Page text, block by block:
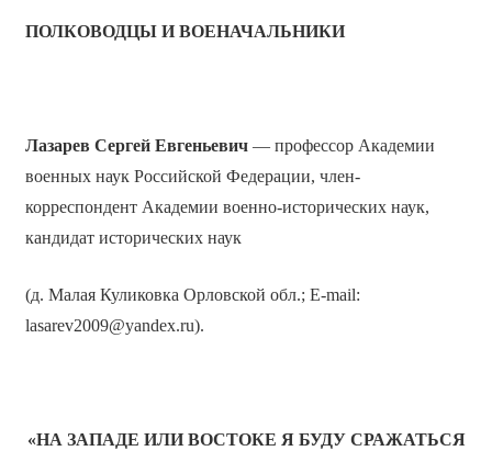
ПОЛКОВОДЦЫ И ВОЕНАЧАЛЬНИКИ
Лазарев Сергей Евгеньевич— профессор Академии
военных наук Российской Федерации, член-
корреспондент Академии военно-исторических наук,
кандидат исторических наук
(д. Малая Куликовка Орловской обл.; E-mail:
lasarev2009@yandex.ru).
«НА ЗАПАДЕ ИЛИ ВОСТОКЕ Я БУДУ СРАЖАТЬСЯ